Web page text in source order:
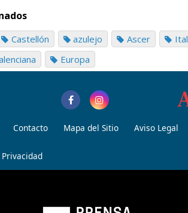
Castellón azulejo Ascer
Europa
Contacto Mapa del Sitio Aviso Legal